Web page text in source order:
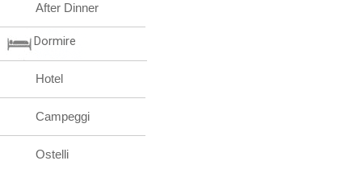
After Dinner
Dormire
Hotel
Campeggi
Ostelli